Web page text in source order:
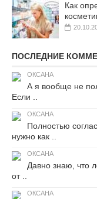
Как
ПОСЛЕДНИЕ
ОКСАНА
А я вообще не
Если ..
ОКСАНА
Полностью
нужно как ..
ОКСАНА
Давно знаю, что
от ..
ОКСАНА